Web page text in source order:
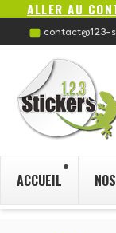
ALLER AU
contact@123-
ACCUEIL